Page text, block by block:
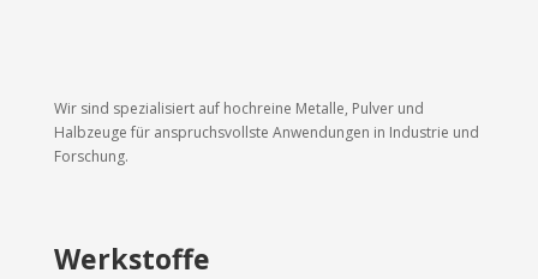
Wir sind spezialisiert auf hochreine Metalle, Pulver und
Halbzeuge für anspruchsvollste Anwendungen in Industrie und
Forschung.
Werkstoffe